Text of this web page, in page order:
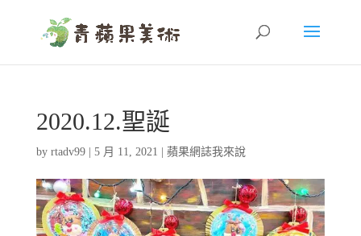
2020.12.聖誕
by rtadv99| 5 月 11, 2021 蘋果網誌我來說